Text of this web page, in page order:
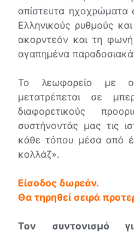
απίστευτα
Ελληνικούς ρυθμούς
ακορντεόν και τη
αγαπημένα παραδοσιακά
Το λεωφορείο με
μετατρέπεται σε
διαφορετικούς
συστήνοντάς μας τις
κάθε τόπου μέσα από
κολλάζ».
Είσοδος δωρεάν.
Θα τηρηθεί σειρά
Τον συντονισμό